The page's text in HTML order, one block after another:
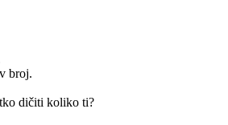
broj.
dičiti koliko ti?